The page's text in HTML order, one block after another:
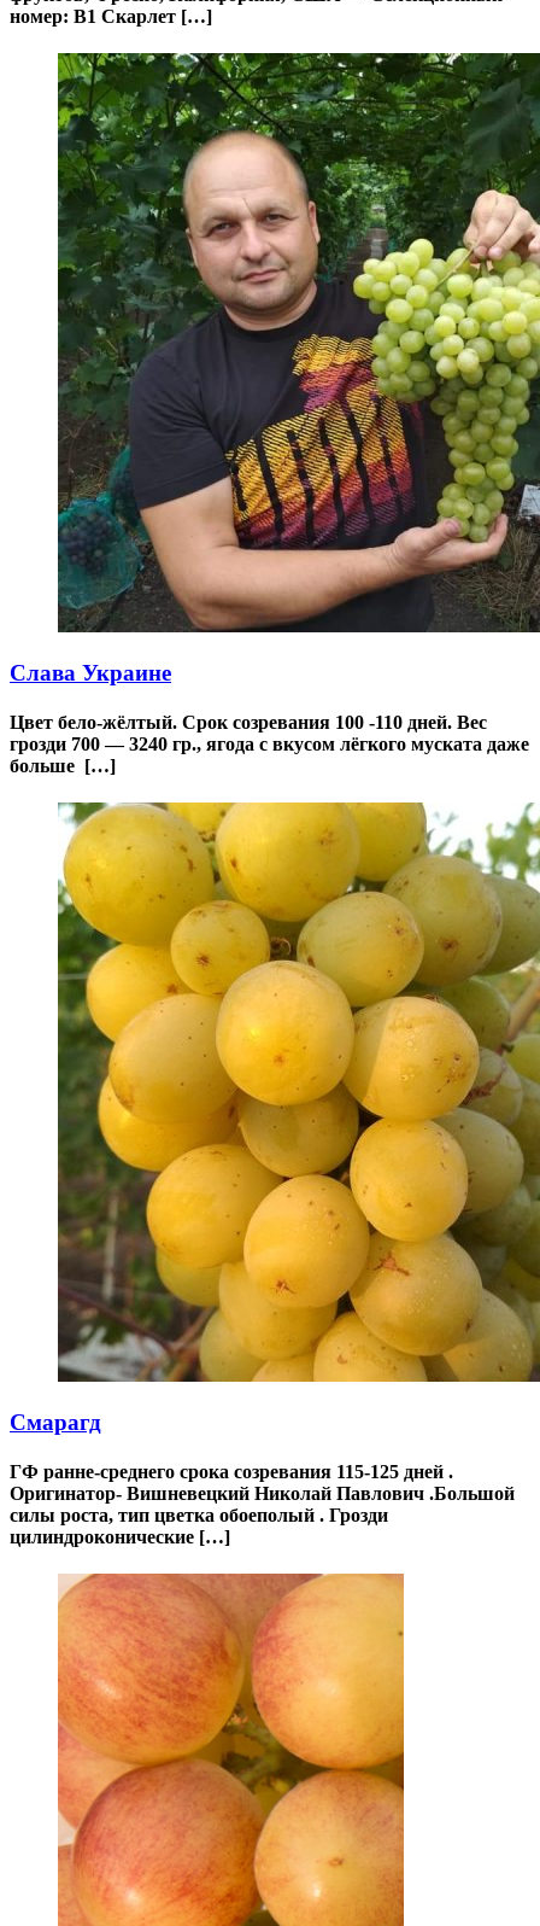
номер: B1 Скарлет […]
Слава Украине
Цвет бело-жёлтый. Срок созревания 100 -110 дней. Вес
грозди 700 — 3240 гр., ягода с вкусом лёгкого муската даже
больше […]
Смарагд
ГФ ранне-среднего срока созревания 115-125 дней .
Оригинатор- Вишневецкий Николай Павлович .Большой
силы роста, тип цветка обоеполый . Грозди
цилиндроконические […]